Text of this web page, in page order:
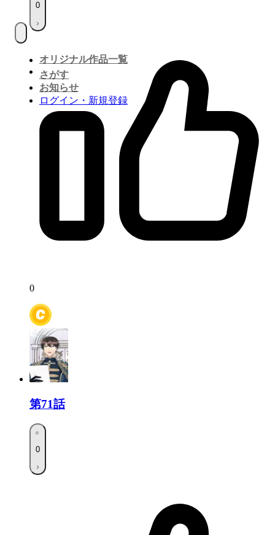
オリジナル作品一覧
さがす
お知らせ
ログイン・新規登録
0
0
第71話
0